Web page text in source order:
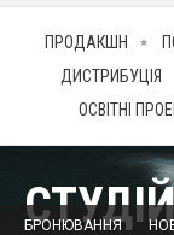
ПРОДАКШН
ДИСТРИБУЦІЯ
ОСВІТНІ
БРОНЮВАННЯ